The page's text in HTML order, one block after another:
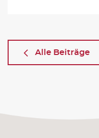
Alle Beiträge